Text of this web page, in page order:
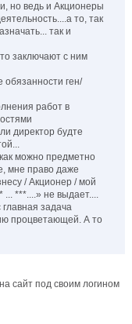
но ведь и Акционеры
то, так
так и
заключают с ним
ген/
работ в
директор будте
можно предметно
мне право даже
/ Акционер / мой
... ***....» не выдает....
задача
процветающей. А то
сайт под своим логином